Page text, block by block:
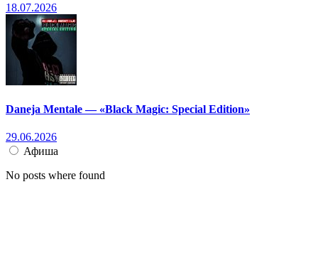
18.07.2026
Daneja Mentale — «Black Magic: Special Edition»
29.06.2026
Афиша
No posts where found